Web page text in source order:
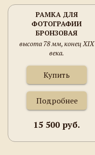
РАМКА ДЛЯ
ФОТОГРАФИИ
БРОНЗОВАЯ
высота 78 мм, конец XIX
века.
Купить
Подробнее
15 500 руб.